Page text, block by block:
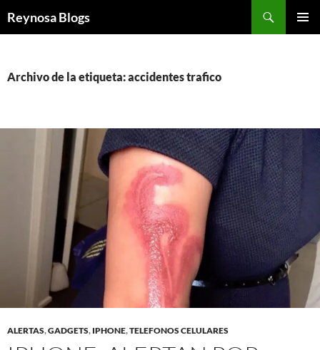
Reynosa Blogs
Archivo de la etiqueta: accidentes trafico
ALERTAS,GADGETS, IPHONE,TELEFONOS CELULARES